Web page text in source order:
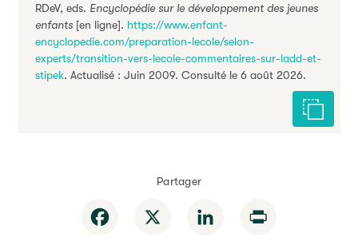
RDeV, eds. Encyclopédie sur le développement des jeunes
enfants [en ligne]. https://www.enfant-
encyclopedie.com/preparation-lecole/selon-
experts/transition-vers-lecole-commentaires-sur-ladd-et-
stipek. Actualisé : Juin 2009. Consulté le 6 août 2026.
Citer
Partager
Facebook LinkedIn